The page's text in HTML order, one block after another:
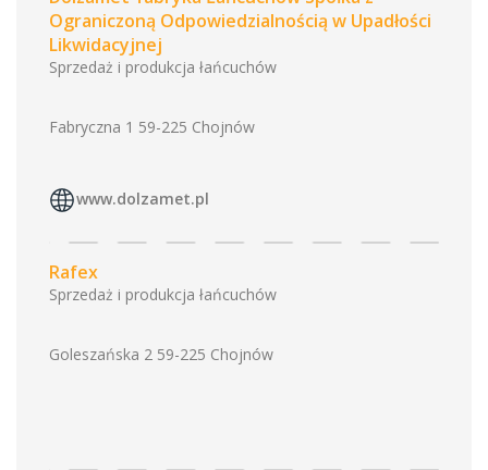
Ograniczoną Odpowiedzialnością w Upadłości
Likwidacyjnej
Sprzedaż i produkcja łańcuchów
Fabryczna 1 59-225 Chojnów
www.dolzamet.pl
Rafex
Sprzedaż i produkcja łańcuchów
Goleszańska 2 59-225 Chojnów